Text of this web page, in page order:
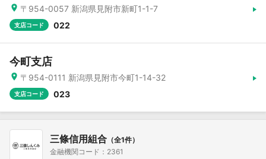
〒954-0057 新潟県見附市新町1-1-7
支店コード 022
今町支店
〒954-0111 新潟県見附市今町1-14-32
支店コード 023
三條信用組合 （全1件）
金融機関コード：2361